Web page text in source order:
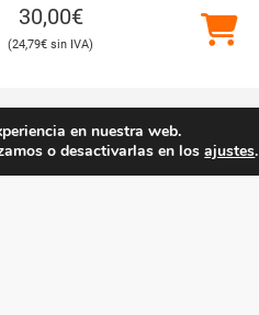
30,00€
24,79€
en nuestra web.
o desactivarlas en losajustes.